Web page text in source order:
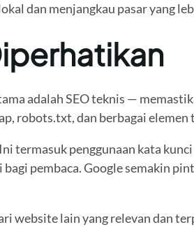
dan menjangkau pasar yang
adalah SEO teknis —
robots.txt, dan berbagai
termasuk penggunaan kata
pembaca. Google semakin
lain yang relevan dan